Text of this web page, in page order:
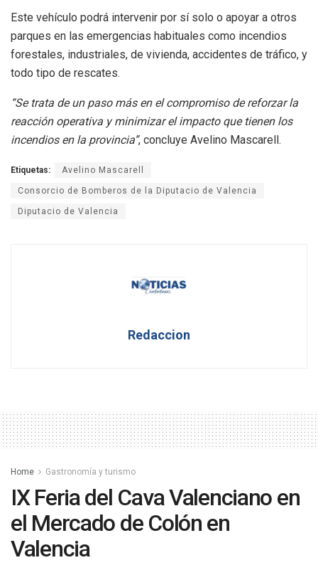
Este vehículo podrá intervenir por sí solo o apoyar a otros
parques en las emergencias habituales como incendios
forestales, industriales, de vivienda, accidentes de tráfico, y
todo tipo de rescates.
“Se trata de un paso más en el compromiso de reforzar la
reacción operativa y minimizar el impacto que tienen los
incendios en la provincia”, concluye Avelino Mascarell.
Etiquetas: Avelino Mascarell
Consorcio de Bomberos de la Diputacio de Valencia
Diputacio de Valencia
Redaccion
Home Gastronomía y turismo
IX Feria del Cava Valenciano en
el Mercado de Colón en
Valencia